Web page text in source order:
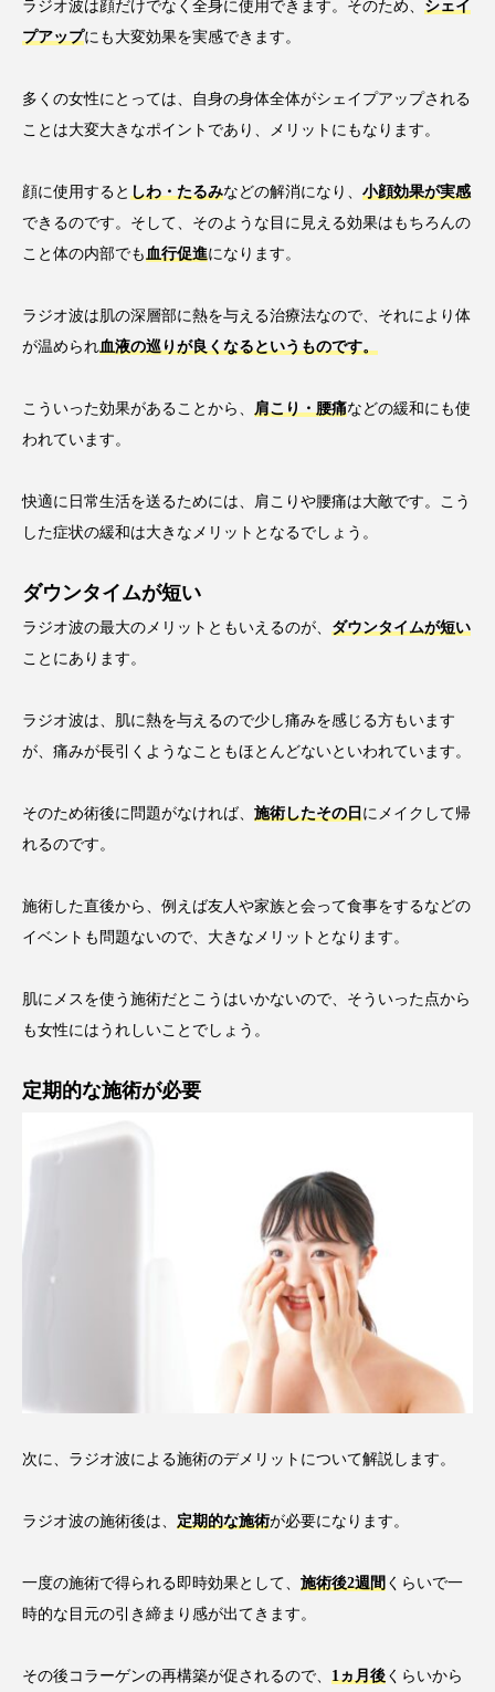
ラジオ波は顔だけでなく全身に使用できます。そのため、 シェイ
プアップにも大変効果を実感できます。
多くの女性にとっては、自身の身体全体がシェイプアップされる
ことは大変大きなポイントであり、メリットにもなります。
顔に使用すると しわ・たるみなどの解消になり、 小顔効果が実感
できるのです。そして、そのような目に見える効果はもちろんの
こと体の内部でも血行促進になります。
ラジオ波は肌の深層部に熱を与える治療法なので、それにより体
が温められ血液の巡りが良くなるというものです。
こういった効果があることから、 肩こり・腰痛などの緩和にも使
われています。
快適に日常生活を送るためには、肩こりや腰痛は大敵です。こう
した症状の緩和は大きなメリットとなるでしょう。
ダウンタイムが短い
ラジオ波の最大のメリットともいえるのが、 ダウンタイムが短い
ことにあります。
ラジオ波は、肌に熱を与えるので少し痛みを感じる方もいます
が、痛みが長引くようなこともほとんどないといわれています。
そのため術後に問題がなければ、 施術したその日にメイクして帰
れるのです。
施術した直後から、例えば友人や家族と会って食事をするなどの
イベントも問題ないので、大きなメリットとなります。
肌にメスを使う施術だとこうはいかないので、そういった点から
も女性にはうれしいことでしょう。
定期的な施術が必要
次に、ラジオ波による施術のデメリットについて解説します。
ラジオ波の施術後は、 定期的な施術が必要になります。
一度の施術で得られる即時効果として、 施術後2週間 くらいで一
時的な目元の引き締まり感が出てきます。
その後コラーゲンの再構築が促されるので、 1ヵ月後 くらいから